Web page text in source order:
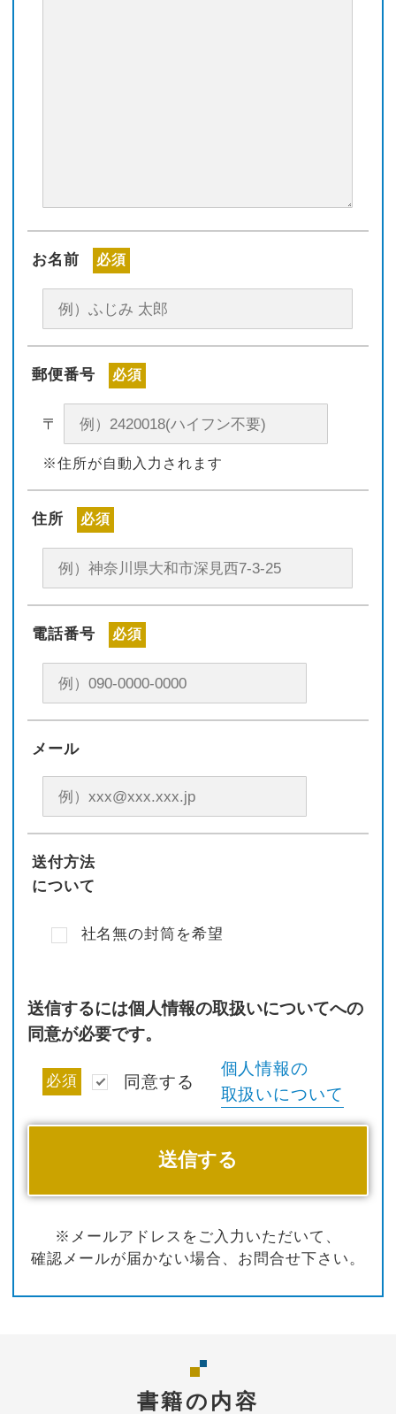
お名前 必須
郵便番号 必須
〒
※住所が自動入力されます
住所 必須
電話番号 必須
メール
送付方法
について
社名無の封筒を希望
送信するには個人情報の取扱いについてへの
同意が必要です。
必須 同意する
個人情報の
取扱いについて
※メールアドレスをご入力いただいて、
確認メールが届かない場合、お問合せ下さい。
書籍の内容